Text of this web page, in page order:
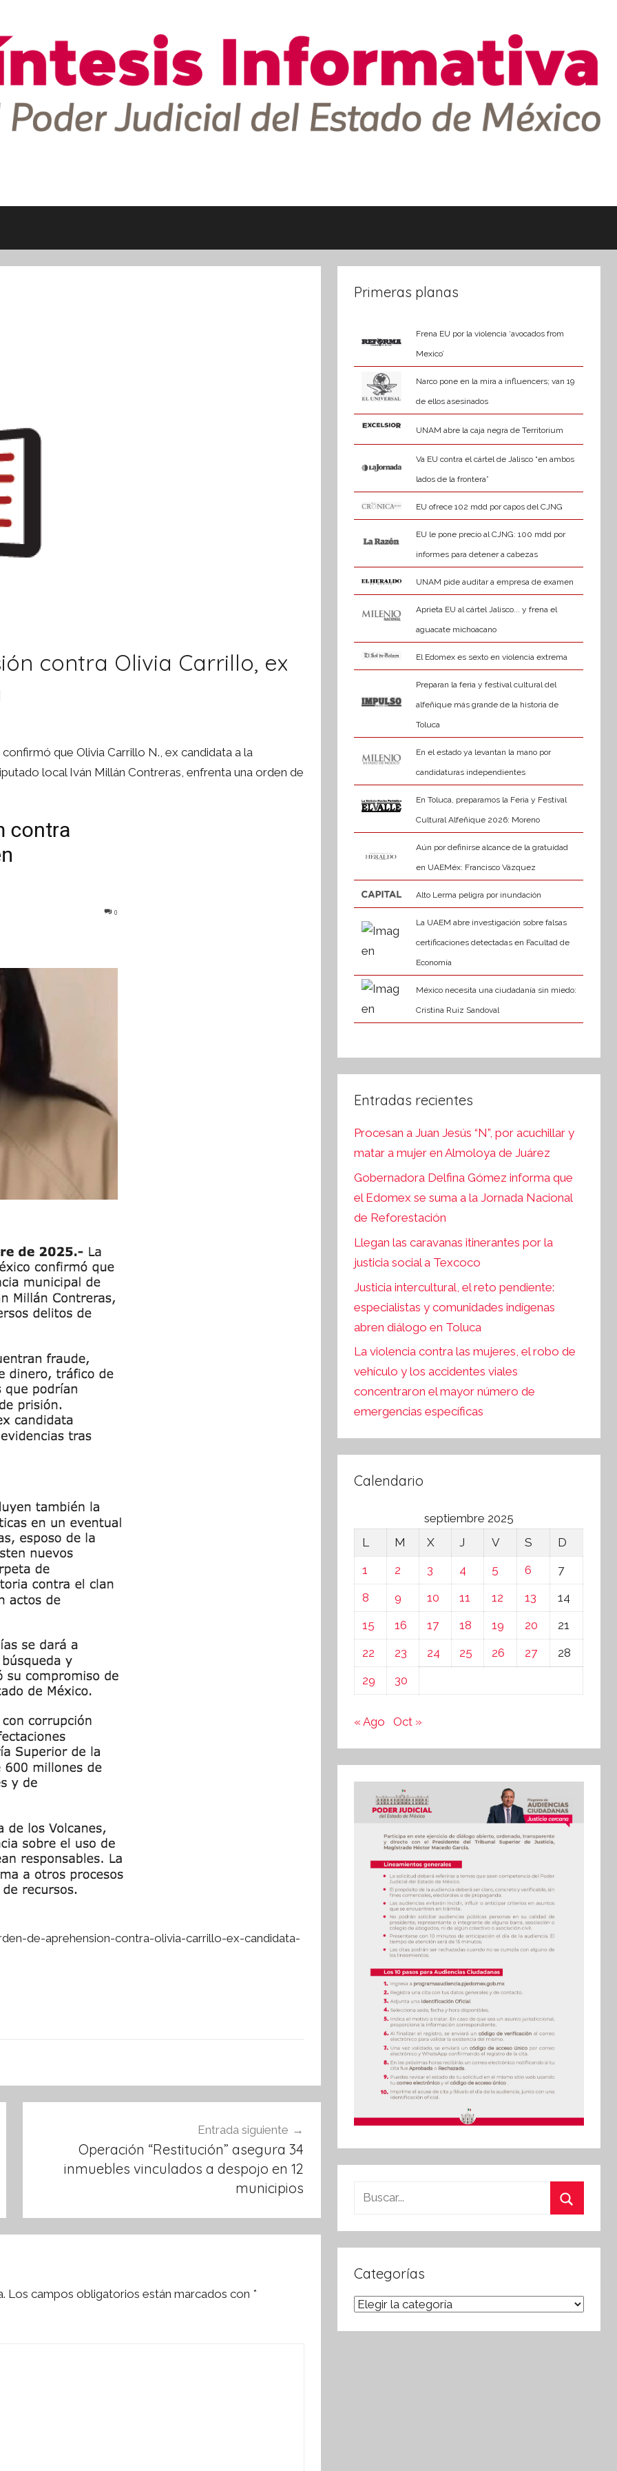
contra Olivia Carrillo, ex
que Olivia Carrillo N., ex candidata a la
local Iván Millán Contreras, enfrenta una orden de
de-aprehension-contra-olivia-carrillo-ex-candidata-
Entrada siguiente
Operación “Restitución” asegura 34
inmuebles vinculados a despojo en 12
municipios
Los campos obligatorios están marcados con *
Primeras planas
Frena EU por la violencia ‘avocados from
Mexico’
Narco pone en la mira a influencers; van 19
de ellos asesinados
UNAM abre la caja negra de Territorium
Va EU contra el cártel de Jalisco “en ambos
lados de la frontera”
EU ofrece 102 mdd por capos del CJNG
EU le pone precio al CJNG: 100 mdd por
informes para detener a cabezas
UNAM pide auditar a empresa de examen
Aprieta EU al cártel Jalisco... y frena el
aguacate michoacano
El Edomex es sexto en violencia extrema
Preparan la feria y festival cultural del
alfeñique más grande de la historia de
Toluca
En el estado ya levantan la mano por
candidaturas independientes
En Toluca, preparamos la Feria y Festival
Cultural Alfeñique 2026: Moreno
Aún por definirse alcance de la gratuidad
en UAEMéx: Francisco Vázquez
Alto Lerma peligra por inundación
La UAEM abre investigación sobre falsas
certificaciones detectadas en Facultad de
Economía
México necesita una ciudadanía sin miedo:
Cristina Ruiz Sandoval
Entradas recientes
Procesan a Juan Jesús “N”, por acuchillar y
matar a mujer en Almoloya de Juárez
Gobernadora Delfina Gómez informa que
el Edomex se suma a la Jornada Nacional
de Reforestación
Llegan las caravanas itinerantes por la
justicia social a Texcoco
Justicia intercultural, el reto pendiente:
especialistas y comunidades indígenas
abren diálogo en Toluca
La violencia contra las mujeres, el robo de
vehículo y los accidentes viales
concentraron el mayor número de
emergencias específicas
Calendario
septiembre 2025
L
M X J V S
D
1
2 3 4 5 6
7
8
9 10 11 12 13
14
15
16 17 18 19 20
21
22
23 24 25 26 27
28
29
30
« Ago Oct »
Buscar:
Categorías
Categorías